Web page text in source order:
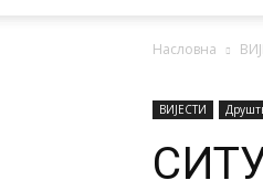
Насловна
ВИЈЕСТИ